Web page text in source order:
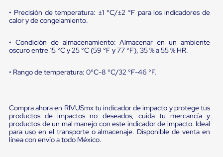
de
carga
Jaulas
Distribución
Ultima
Dollies
Contenedores
Metálicos
Colapsables
Jaulas
de
• Precisión de temperatura: ±1 °C/±2 °F para los indicadores de
calor y de congelamiento.
• Condición de almacenamiento: Almacenar en un ambiente
oscuro entre 15 °C y 25 °C (59 °F y 77 °F), 35 % a 55 % HR.
• Rango de temperatura: 0°C-8 °C/32 °F-46 °F.
Compra ahora en RIVUSmx tu indicador de impacto y protege tus
productos de impactos no deseados, cuida tu mercancía y
productos de un mal manejo con este indicador de impacto. Ideal
para uso en el transporte o almacenaje. Disponible de venta en
línea con envío a todo México.